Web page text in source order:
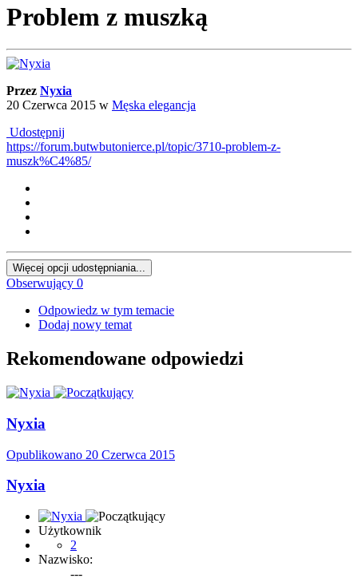
Problem z muszką
Przez Nyxia
20 Czerwca 2015 w Męska elegancja
Udostępnij
https://forum.butwbutonierce.pl/topic/3710-problem-z-
muszk%C4%85/
Więcej opcji udostępniania...
Obserwujący 0
Odpowiedz w tym temacie
Dodaj nowy temat
Rekomendowane odpowiedzi
Nyxia
Opublikowano 20 Czerwca 2015
Nyxia
Użytkownik
2
Nazwisko:
---